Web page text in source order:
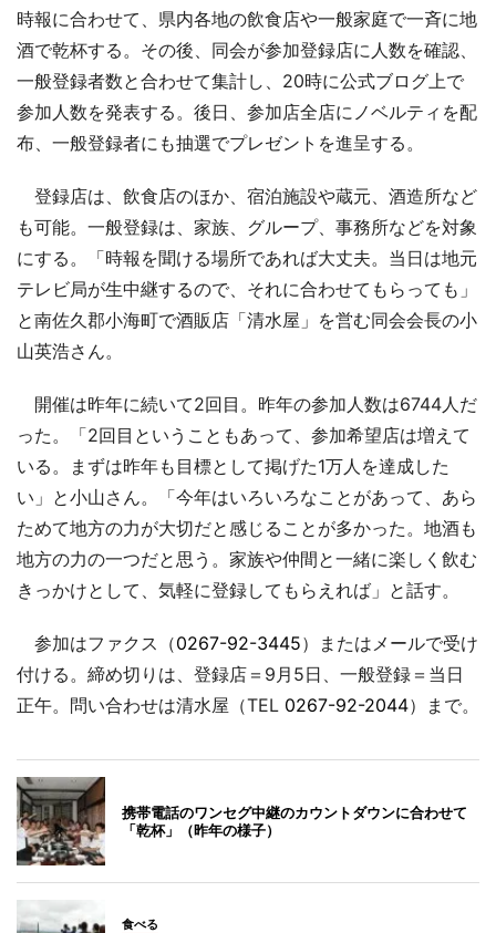
時報に合わせて、県内各地の飲食店や一般家庭で一斉に地
酒で乾杯する。その後、同会が参加登録店に人数を確認、
一般登録者数と合わせて集計し、20時に公式ブログ上で
参加人数を発表する。後日、参加店全店にノベルティを配
布、一般登録者にも抽選でプレゼントを進呈する。
登録店は、飲食店のほか、宿泊施設や蔵元、酒造所など
も可能。一般登録は、家族、グループ、事務所などを対象
にする。「時報を聞ける場所であれば大丈夫。当日は地元
テレビ局が生中継するので、それに合わせてもらっても」
と南佐久郡小海町で酒販店「清水屋」を営む同会会長の小
山英浩さん。
開催は昨年に続いて2回目。昨年の参加人数は6744人だ
った。「2回目ということもあって、参加希望店は増えて
いる。まずは昨年も目標として掲げた1万人を達成した
い」と小山さん。「今年はいろいろなことがあって、あら
ためて地方の力が大切だと感じることが多かった。地酒も
地方の力の一つだと思う。家族や仲間と一緒に楽しく飲む
きっかけとして、気軽に登録してもらえれば」と話す。
参加はファクス（0267-92-3445）またはメールで受け
付ける。締め切りは、登録店＝9月5日、一般登録＝当日
正午。問い合わせは清水屋（TEL 0267-92-2044）まで。
携帯電話のワンセグ中継のカウントダウンに合わせて
「乾杯」（昨年の様子）
食べる